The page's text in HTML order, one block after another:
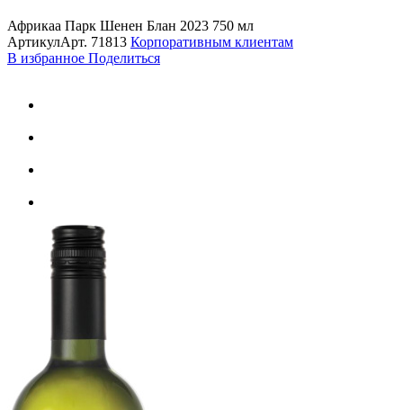
Африкаа Парк Шенен Блан 2023 750 мл
АртикулАрт. 71813 Корпоративным клиентам
В избранное Поделиться